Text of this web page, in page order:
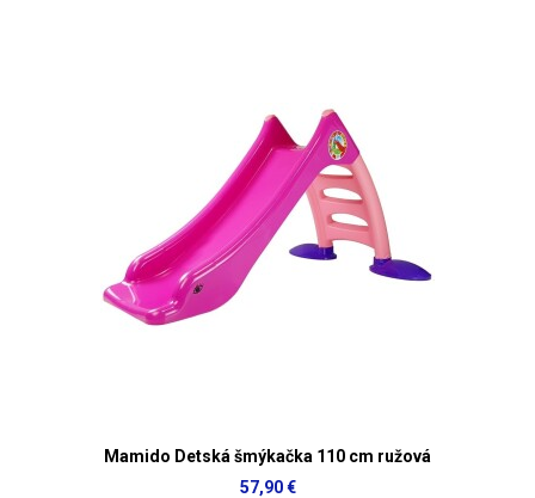
Mamido Detská šmýkačka 110 cm ružová
57,90 €